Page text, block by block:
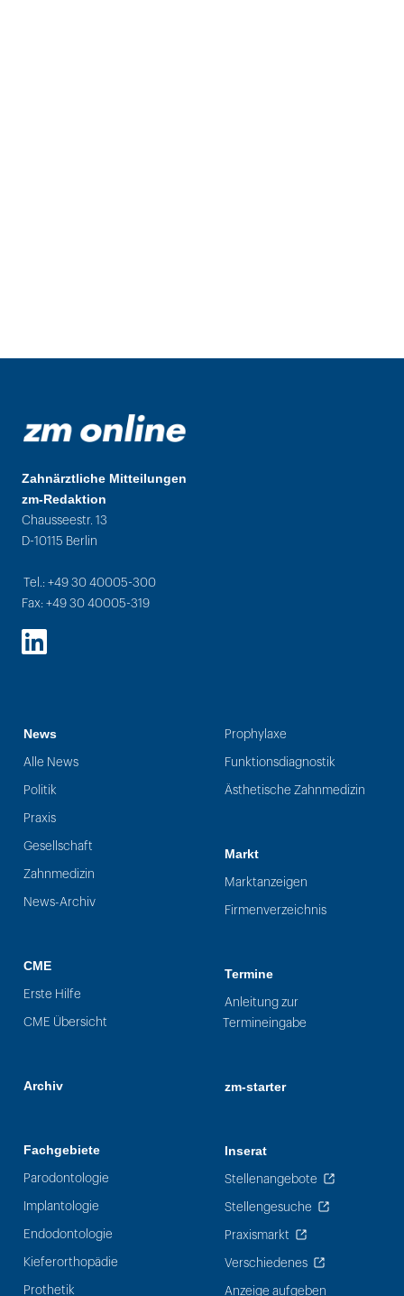
Zahnärztliche Mitteilungen
zm-Redaktion
Chausseestr. 13
D-10115 Berlin
Tel.: +49 30 40005-300
Fax: +49 30 40005-319
LinkedIn
News
Alle News
Politik
Praxis
Gesellschaft
Zahnmedizin
News-Archiv
CME
Erste Hilfe
CME Übersicht
Archiv
Fachgebiete
Parodontologie
Implantologie
Endodontologie
Kieferorthopädie
Prothetik
Prophylaxe
Funktionsdiagnostik
Ästhetische Zahnmedizin
Markt
Marktanzeigen
Firmenverzeichnis
Termine
Anleitung zur
Termineingabe
zm-starter
Inserat
Stellenangebote
Stellengesuche
Praxismarkt
Verschiedenes
Anzeige aufgeben